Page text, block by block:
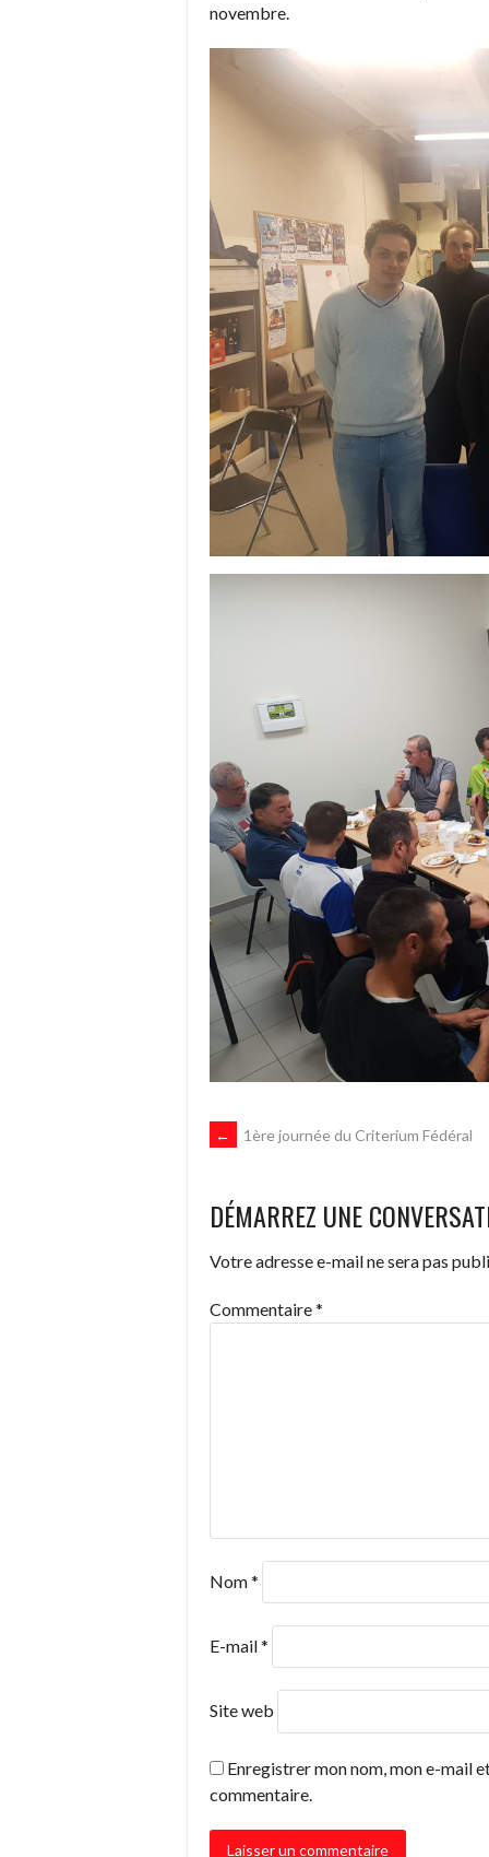
novembre.
NAVIGATION
DES
ARTICLES
← 1ère journée du Criterium Fédéral
DÉMARREZ UNE
Votre adresse e-mail ne sera pas
Commentaire*
Nom*
E-mail*
Site web
Enregistrer mon nom, mon e-mail
commentaire.